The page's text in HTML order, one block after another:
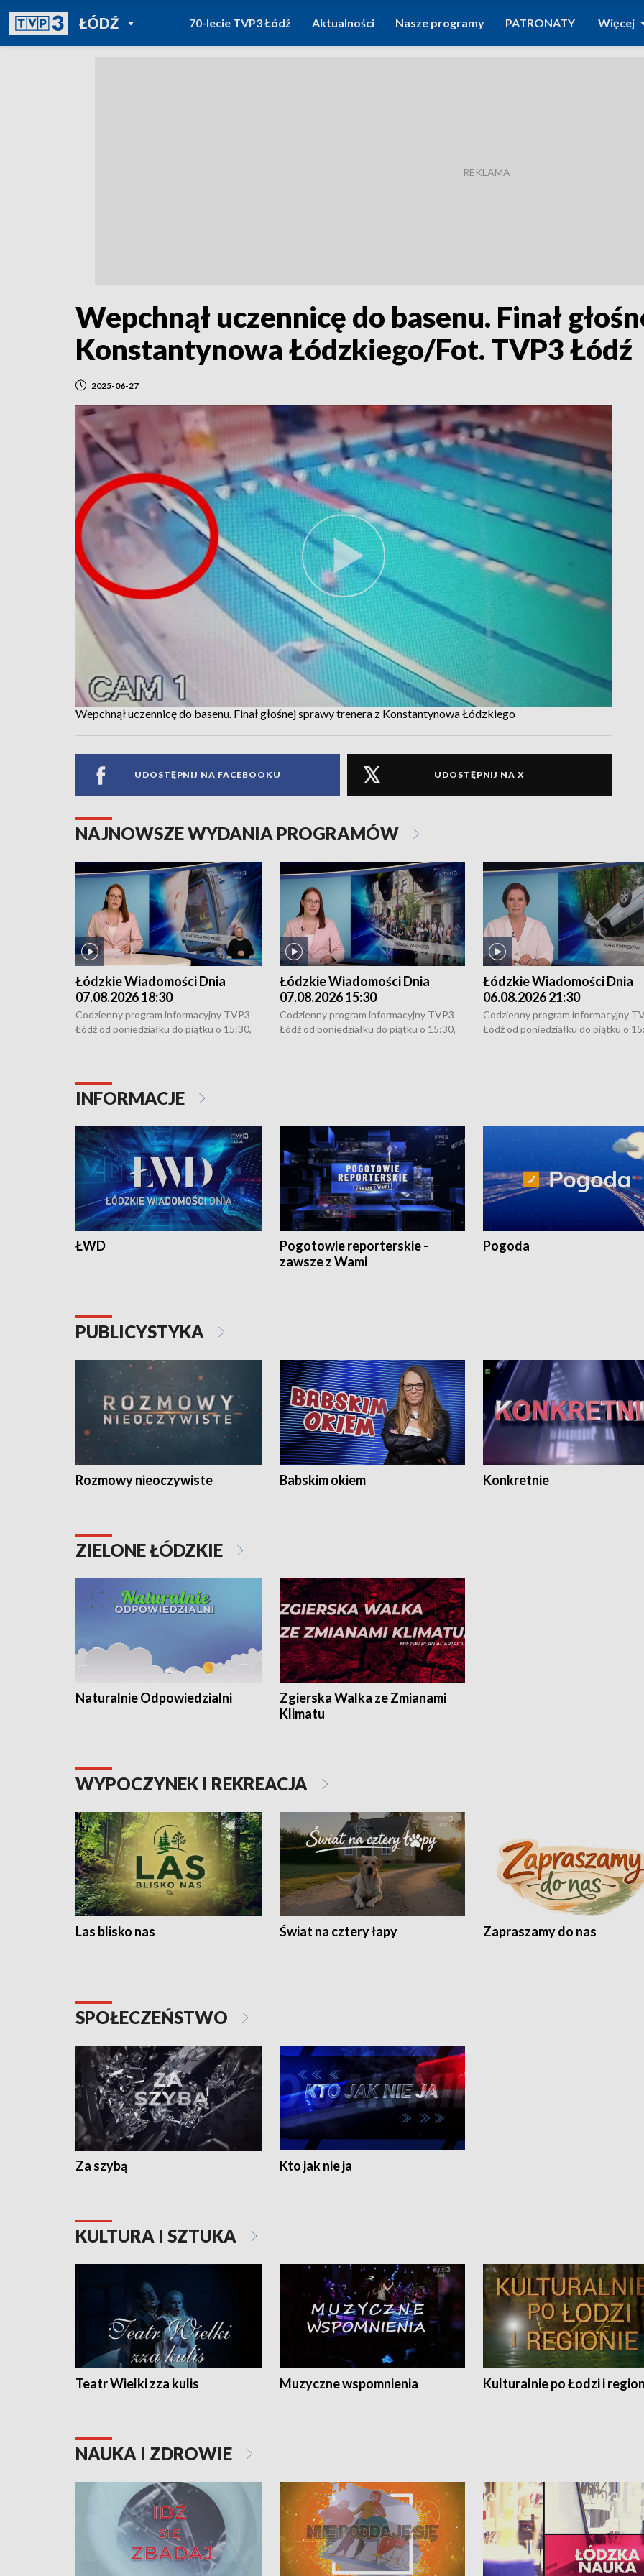
ŁÓDŹPOWRÓT DO
TVP REGIONY
70-lecie TVP3 Łódź Aktualności Nasze programy PATRONATY Więcej
Wepchnął uczennicę do basenu. Finał
Konstantynowa Łódzkiego/Fot. TVP3 Łódź
2025-06-27
Wepchnął uczennicę do basenu. Finał głośnej sprawy trenera z Konstantynowa Łódzkiego
UDOSTĘPNIJ NA FACEBOOKU UDOSTĘPNIJ NA X
NAJNOWSZE WYDANIA PROGRAMÓW
Łódzkie Wiadomości Dnia
07.08.2026 18:30
Codzienny program informacyjny TVP3
Łódź od poniedziałku do piątku o 15:30,
Łódzkie Wiadomości Dnia
07.08.2026 15:30
Codzienny program informacyjny TVP3
Łódź od poniedziałku do piątku o 15:30,
Łódzkie Wiadomości Dnia
06.08.2026 21:30
Codzienny program informacyjny
Łódź od poniedziałku do piątku o
INFORMACJE
ŁWD
Pogotowie reporterskie -
zawsze z Wami
Pogoda
PUBLICYSTYKA
Rozmowy nieoczywiste Babskim okiem Konkretnie
ZIELONE ŁÓDZKIE
Naturalnie Odpowiedzialni
Zgierska Walka ze Zmianami
Klimatu
WYPOCZYNEK I REKREACJA
Las blisko nas Świat na cztery łapy Zapraszamy do nas
SPOŁECZEŃSTWO
Za szybą Kto jak nie ja
KULTURA I SZTUKA
Teatr Wielki zza kulis Muzyczne wspomnienia Kulturalnie po Łodzi i
NAUKA I ZDROWIE